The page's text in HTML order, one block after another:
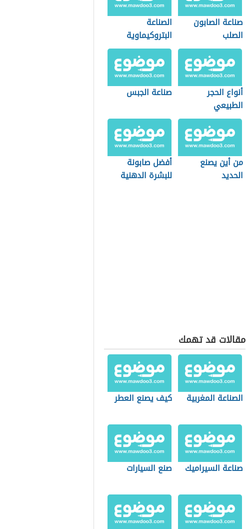
صناعة الصابون
الصلب
الصناعة
البتروكيماوية
أنواع الحجر
الطبيعي
صناعة الجبس
من أين يصنع
الحديد
أفضل صابونة
للبشرة الدهنية
مقالات قد تهمك
الصناعة المغربية كيف يصنع العطر
صناعة السيراميك صنع السيارات